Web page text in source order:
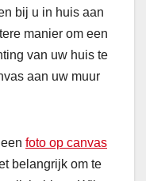
bij u in huis aan
manier om een
van uw huis te
aan uw muur
foto op canvas
belangrijk om te